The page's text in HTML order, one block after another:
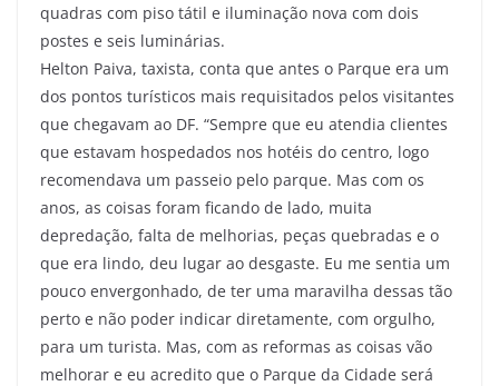
quadras com piso tátil e iluminação nova com dois
postes e seis luminárias.
Helton Paiva, taxista, conta que antes o Parque era um
dos pontos turísticos mais requisitados pelos visitantes
que chegavam ao DF. “Sempre que eu atendia clientes
que estavam hospedados nos hotéis do centro, logo
recomendava um passeio pelo parque. Mas com os
anos, as coisas foram ficando de lado, muita
depredação, falta de melhorias, peças quebradas e o
que era lindo, deu lugar ao desgaste. Eu me sentia um
pouco envergonhado, de ter uma maravilha dessas tão
perto e não poder indicar diretamente, com orgulho,
para um turista. Mas, com as reformas as coisas vão
melhorar e eu acredito que o Parque da Cidade será